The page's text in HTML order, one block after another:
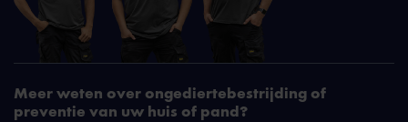
Meer weten over ongediertebestrijding of
preventie van uw huis of pand?